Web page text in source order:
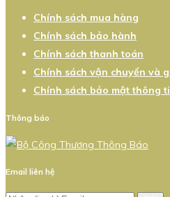
Chính sách mua hàng
Chính sách bảo hành
Chính sách thanh toán
Chính sách vận chuyển và
Chính sách bảo mật thông
Thông báo
Email liên hệ